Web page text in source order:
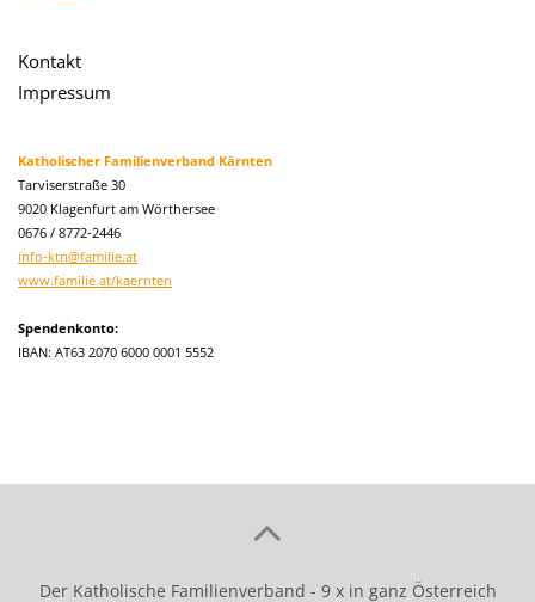
Kontakt
Impressum
Katholischer Familienverband Kärnten
Tarviserstraße 30
9020 Klagenfurt am Wörthersee
0676 / 8772-2446
info-ktn@familie.at
www.familie.at/kaernten
Spendenkonto:
IBAN: AT63 2070 6000 0001 5552
Der Katholische Familienverband - 9 x in ganz Österreich